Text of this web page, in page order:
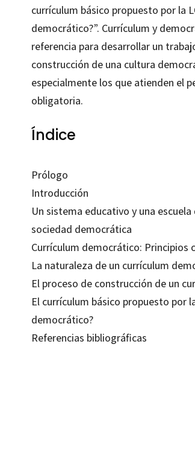
currículum básico propuesto por la
democrático?”. Currículum y
referencia para desarrollar un
construcción de una cultura
especialmente los que atienden el
obligatoria.
Índice
Prólogo
Introducción
Un sistema educativo y una
sociedad democrática
Currículum democrático: Principios
La naturaleza de un currículum
El proceso de construcción de un
El currículum básico propuesto por
democrático?
Referencias bibliográficas